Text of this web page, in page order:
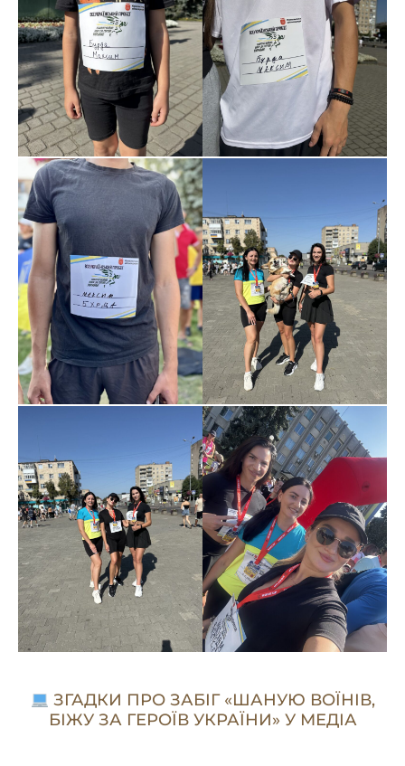
ЗГАДКИ ПРО ЗАБІГ «ШАНУЮ ВОЇНІВ,
БІЖУ ЗА ГЕРОЇВ УКРАЇНИ» У МЕДІА